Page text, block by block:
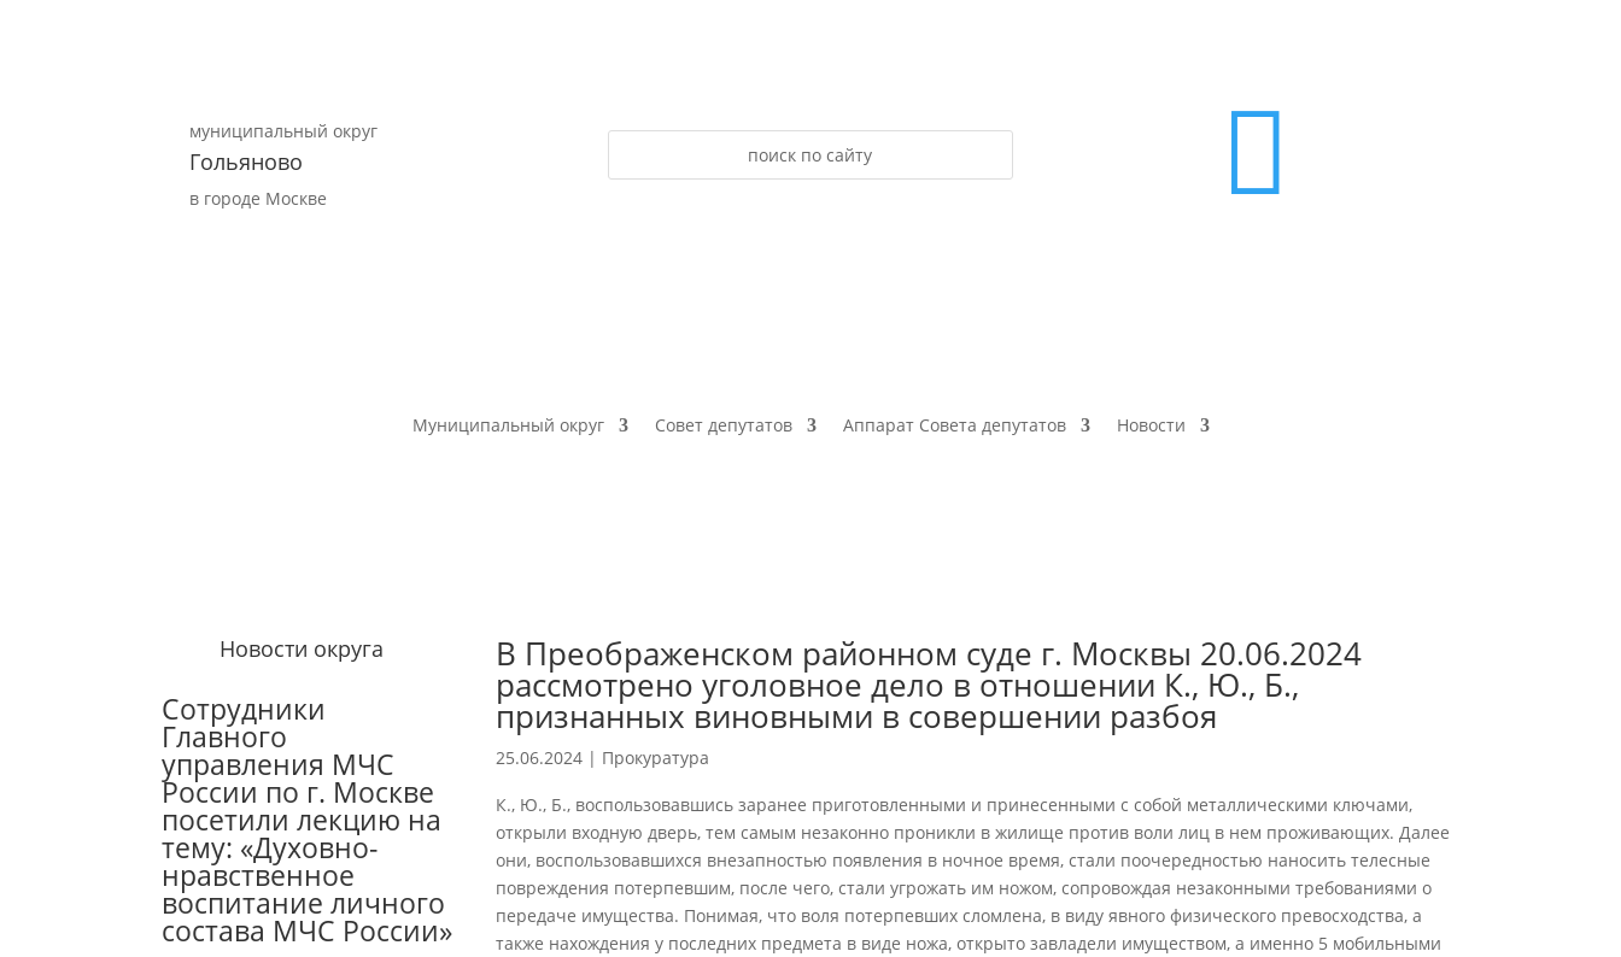
муниципальный округ
Гольяново
в городе Москве 
Муниципальный округ Совет депутатов Аппарат Совета депутатов Новости
Новости округа
Сотрудники
Главного
управления МЧС
России по г. Москве
посетили лекцию на
тему: «Духовно-
нравственное
воспитание личного
состава МЧС России»
В Преображенском районном суде г. Москвы 20.06.2024
рассмотрено уголовное дело в отношении К., Ю., Б.,
признанных виновными в совершении разбоя
25.06.2024 | Прокуратура
К., Ю., Б., воспользовавшись заранее приготовленными и принесенными с собой металлическими ключами,
открыли входную дверь, тем самым незаконно проникли в жилище против воли лиц в нем проживающих. Далее
они, воспользовавшихся внезапностью появления в ночное время, стали поочередностью наносить телесные
повреждения потерпевшим, после чего, стали угрожать им ножом, сопровождая незаконными требованиями о
передаче имущества. Понимая, что воля потерпевших сломлена, в виду явного физического превосходства, а
также нахождения у последних предмета в виде ножа, открыто завладели имуществом, а именно 5 мобильными